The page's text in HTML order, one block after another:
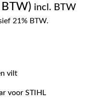
incl. BTW
21% BTW.
vilt
voor STIHL